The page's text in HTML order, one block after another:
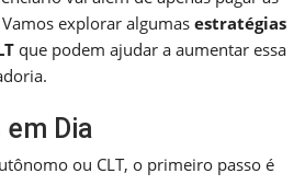
explorar algumas estratégias
que podem ajudar a aumentar essa
Dia
ou CLT, o primeiro passo é